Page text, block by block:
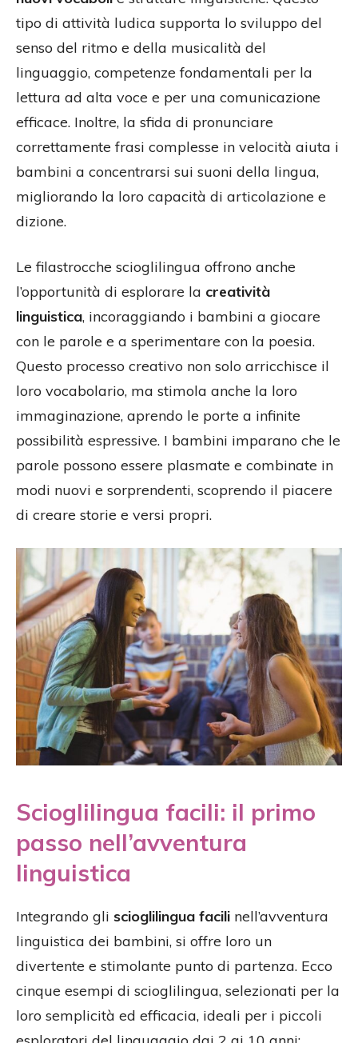
tipo di attività ludica supporta lo sviluppo del
senso del ritmo e della musicalità del
linguaggio, competenze fondamentali per la
lettura ad alta voce e per una comunicazione
efficace. Inoltre, la sfida di pronunciare
correttamente frasi complesse in velocità aiuta i
bambini a concentrarsi sui suoni della lingua,
migliorando la loro capacità di articolazione e
dizione.
Le filastrocche scioglilingua offrono anche
l’opportunità di esplorare la creatività
linguistica, incoraggiando i bambini a giocare
con le parole e a sperimentare con la poesia.
Questo processo creativo non solo arricchisce il
loro vocabolario, ma stimola anche la loro
immaginazione, aprendo le porte a infinite
possibilità espressive. I bambini imparano che le
parole possono essere plasmate e combinate in
modi nuovi e sorprendenti, scoprendo il piacere
di creare storie e versi propri.
Scioglilingua facili: il primo
passo nell’avventura
linguistica
Integrando gli scioglilingua facili nell’avventura
linguistica dei bambini, si offre loro un
divertente e stimolante punto di partenza. Ecco
cinque esempi di scioglilingua, selezionati per la
loro semplicità ed efficacia, ideali per i piccoli